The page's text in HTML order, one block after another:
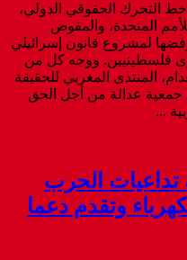
التحرك الحقوقي الدولي،
المتحدة، والمفوض
لمشروع قانون إسرائيلي
فلسطينيين. ووجه كل من
المنتدى المغربي للحقيقة
جمعية عدالة من أجل الحق
...
تداعيات الحرب
وتقدم دعما